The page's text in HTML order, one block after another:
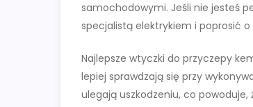
samochodowymi. Jeśli nie jesteś
specjalistą elektrykiem i poprosić o
Najlepsze wtyczki do przyczepy
lepiej sprawdzają się przy
ulegają uszkodzeniu, co powoduje,